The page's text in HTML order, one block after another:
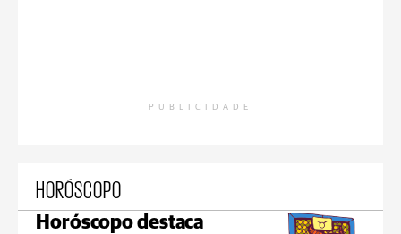
PUBLICIDADE
HORÓSCOPO
Horóscopo destaca